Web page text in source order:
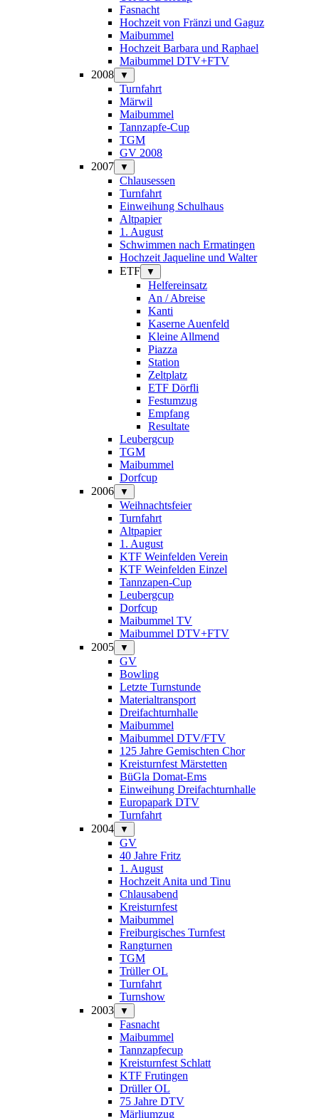
Fasnacht
Hochzeit von Fränzi und Gaguz
Maibummel
Hochzeit Barbara und Raphael
Maibummel DTV+FTV
2008
▼
Turnfahrt
Märwil
Maibummel
Tannzapfe-Cup
TGM
GV 2008
2007
▼
Chlausessen
Turnfahrt
Einweihung Schulhaus
Altpapier
1. August
Schwimmen nach Ermatingen
Hochzeit Jaqueline und Walter
ETF
▼
Helfereinsatz
An / Abreise
Kanti
Kaserne Auenfeld
Kleine Allmend
Piazza
Station
Zeltplatz
ETF Dörfli
Festumzug
Empfang
Resultate
Leubergcup
TGM
Maibummel
Dorfcup
2006
▼
Weihnachtsfeier
Turnfahrt
Altpapier
1. August
KTF Weinfelden Verein
KTF Weinfelden Einzel
Tannzapen-Cup
Leubergcup
Dorfcup
Maibummel TV
Maibummel DTV+FTV
2005
▼
GV
Bowling
Letzte Turnstunde
Materialtransport
Dreifachturnhalle
Maibummel
Maibummel DTV/FTV
125 Jahre Gemischten Chor
Kreisturnfest Märstetten
BüGla Domat-Ems
Einweihung Dreifachturnhalle
Europapark DTV
Turnfahrt
2004
▼
GV
40 Jahre Fritz
1. August
Hochzeit Anita und Tinu
Chlausabend
Kreisturnfest
Maibummel
Freiburgisches Turnfest
Rangturnen
TGM
Trüller OL
Turnfahrt
Turnshow
2003
▼
Fasnacht
Maibummel
Tannzapfecup
Kreisturnfest Schlatt
KTF Frutingen
Drüller OL
75 Jahre DTV
Märliumzug